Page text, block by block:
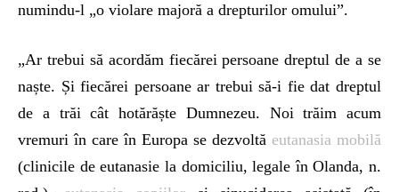
numindu-l „o violare majoră a drepturilor omului”.
„Ar trebui să acordăm fiecărei persoane dreptul de a se
naște. Și fiecărei persoane ar trebui să-i fie dat dreptul
de a trăi cât hotărăște Dumnezeu. Noi trăim acum
vremuri în care în Europa se dezvoltă eutanasia mobilă
(clinicile de eutanasie la domiciliu, legale în Olanda, n.